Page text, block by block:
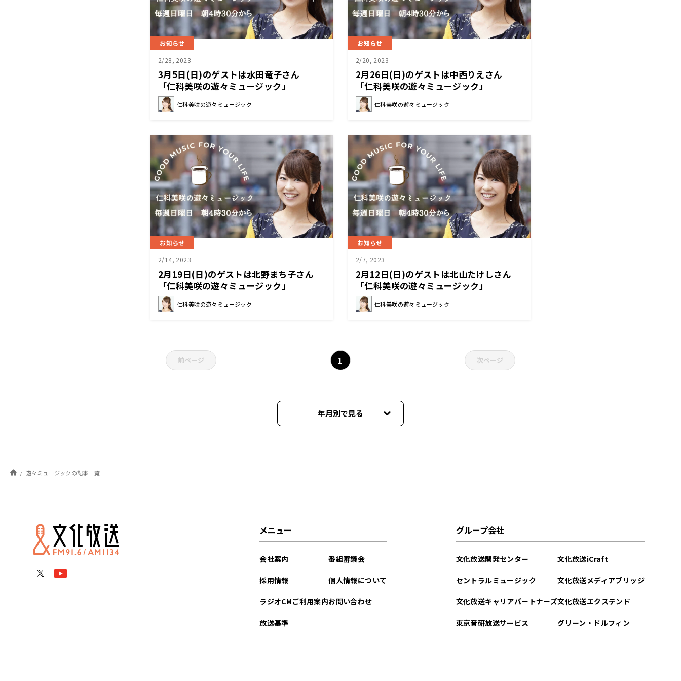
お知らせ
2/28, 2023
3月5日(日)のゲストは水田竜子さん
「仁科美咲の遊々ミュージック」
仁科美咲の遊々ミュージック
お知らせ
2/20, 2023
2月26日(日)のゲストは中西りえさん
「仁科美咲の遊々ミュージック」
仁科美咲の遊々ミュージック
お知らせ
2/14, 2023
2月19日(日)のゲストは北野まち子さん
「仁科美咲の遊々ミュージック」
仁科美咲の遊々ミュージック
お知らせ
2/7, 2023
2月12日(日)のゲストは北山たけしさん
「仁科美咲の遊々ミュージック」
仁科美咲の遊々ミュージック
前ページ 1 次ページ
年月別で見る
2026年04月
2026年03月
遊々ミュージックの記事一覧
メニュー
会社案内
採用情報
ラジオCMご利用案内
放送基準
番組審議会
個人情報について
お問い合わせ
グループ会社
文化放送開発センター
セントラルミュージック
文化放送キャリアパートナーズ
東京音研放送サービス
文化放送iCraft
文化放送メディアブリッジ
文化放送エクステンド
グリーン・ドルフィン